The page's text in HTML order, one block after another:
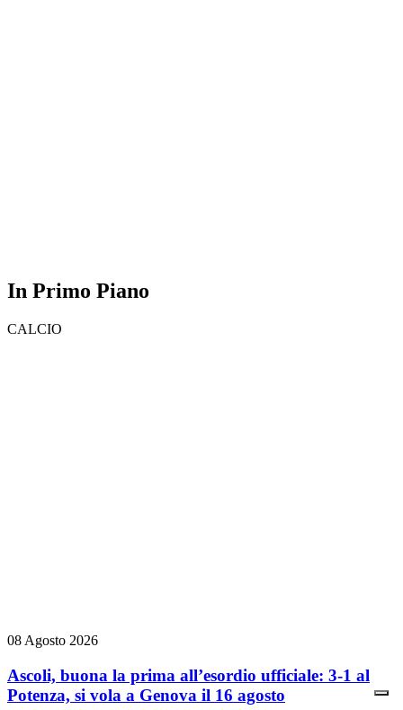
In Primo Piano
CALCIO
08 Agosto 2026
Ascoli, buona la prima all’esordio ufficiale: 3-1 al
Potenza, si vola a Genova il 16 agosto